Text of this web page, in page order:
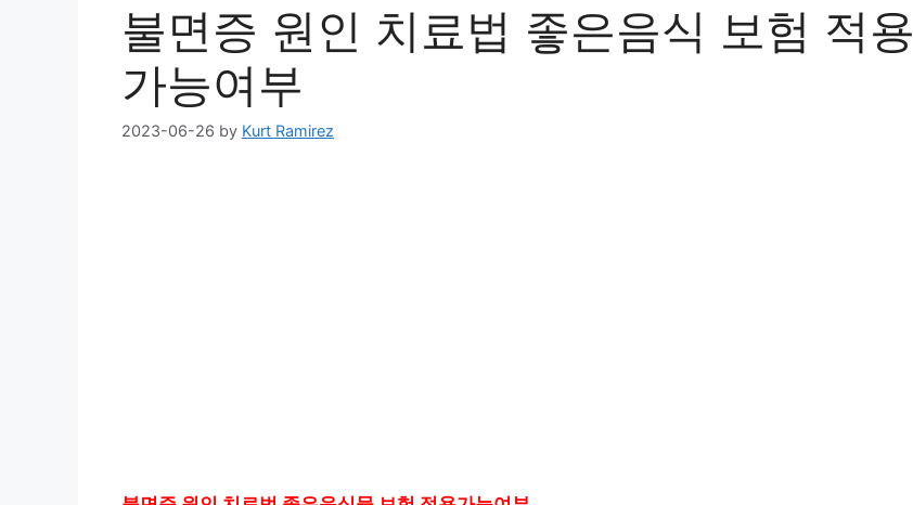
불면증 원인 치료법 좋은음식 보험 적용
가능여부
2023-06-26 by Kurt Ramirez